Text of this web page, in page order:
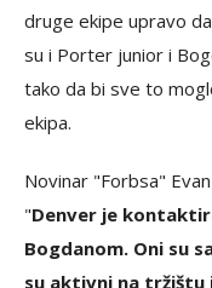
druge ekipe upravo
su i Porter junior i
tako da bi sve to
ekipa.
Novinar "Forbsa"
"Denver je
Bogdanom. Oni su
su aktivni na tržištu